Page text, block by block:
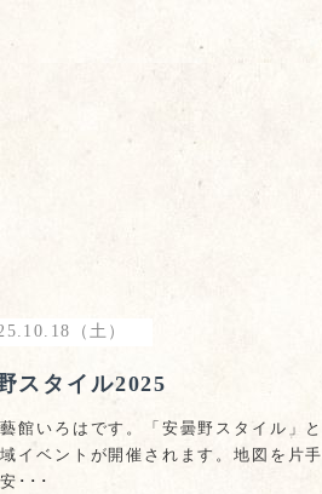
（土）
スタイル2025
館いろはです。「安曇野スタイル」と
イベントが開催されます。地図を片手
･･･